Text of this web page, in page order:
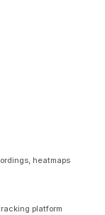
heatmaps
platform